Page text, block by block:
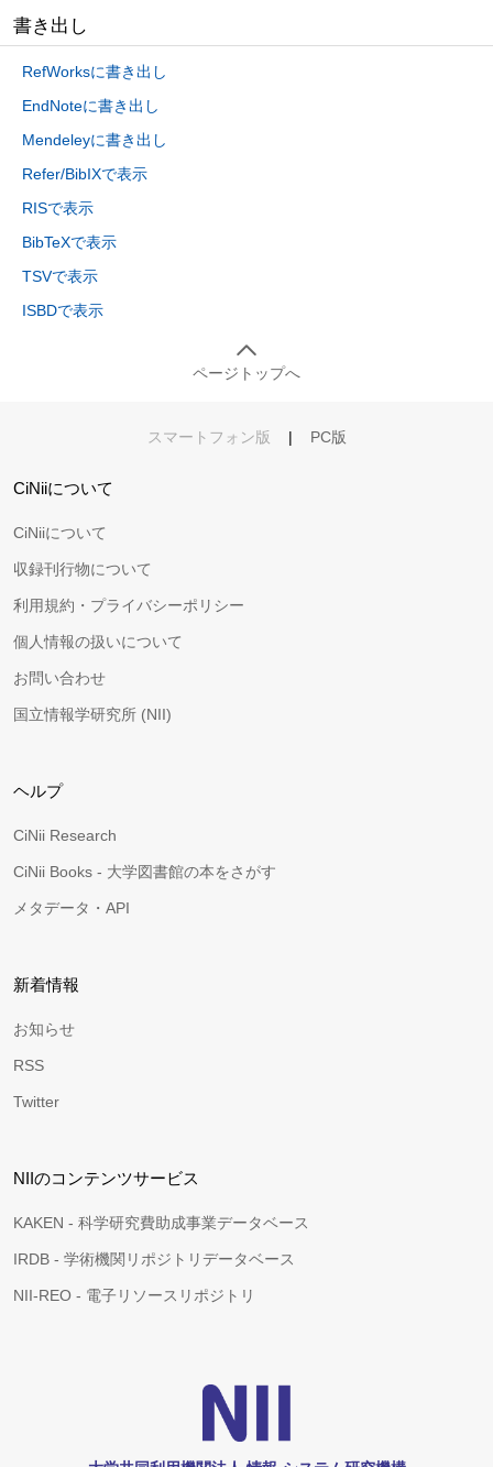
書き出し
RefWorksに書き出し
EndNoteに書き出し
Mendeleyに書き出し
Refer/BibIXで表示
RISで表示
BibTeXで表示
TSVで表示
ISBDで表示
ページトップへ
スマートフォン版 | PC版
CiNiiについて
CiNiiについて
収録刊行物について
利用規約・プライバシーポリシー
個人情報の扱いについて
お問い合わせ
国立情報学研究所 (NII)
ヘルプ
CiNii Research
CiNii Books - 大学図書館の本をさがす
メタデータ・API
新着情報
お知らせ
RSS
Twitter
NIIのコンテンツサービス
KAKEN - 科学研究費助成事業データベース
IRDB - 学術機関リポジトリデータベース
NII-REO - 電子リソースリポジトリ